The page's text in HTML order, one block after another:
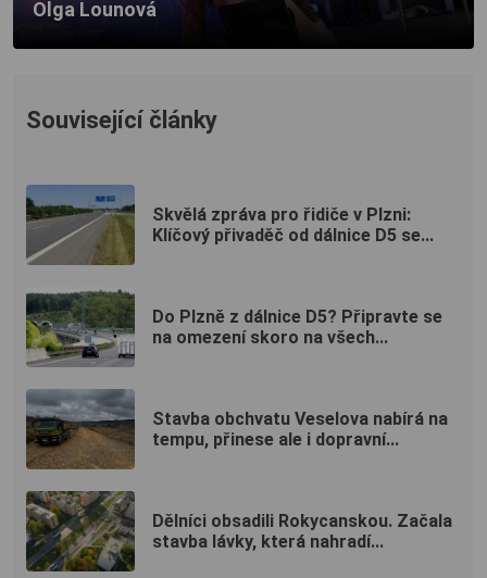
Olga Lounová
Související články
Skvělá zpráva pro řidiče v Plzni:
Klíčový přivaděč od dálnice D5 se...
Do Plzně z dálnice D5? Připravte se
na omezení skoro na všech...
Stavba obchvatu Veselova nabírá na
tempu, přinese ale i dopravní...
Dělníci obsadili Rokycanskou. Začala
stavba lávky, která nahradí...